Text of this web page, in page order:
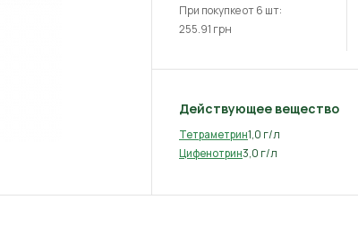
При покупке от 6 шт:
255.91 грн
Действующее вещество
Тетраметрин1,0 г/л
Цифенотрин3,0 г/л